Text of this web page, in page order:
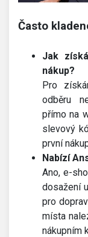
Často
Jak
nákup?
Pro
odběru
přímo na
slevový
první
Nabízí
Ano, e-
dosažení
pro
místa
nákupním